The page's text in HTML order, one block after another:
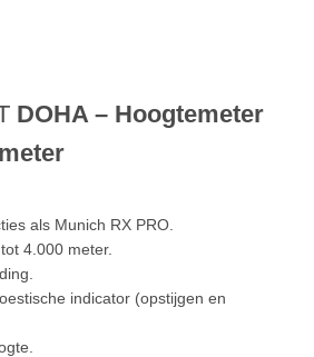
DOHA – Hoogtemeter
als Munich RX PRO.
4.000 meter.
indicator (opstijgen en